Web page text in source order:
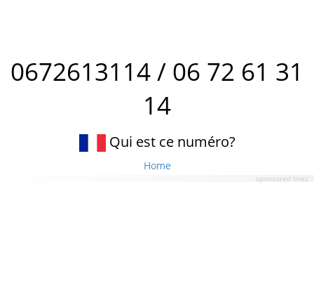
0672613114 / 06 72 61 31
14
Qui est ce numéro?
Home
sponsored links